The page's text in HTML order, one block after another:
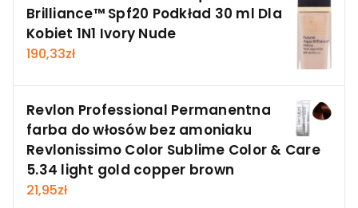
Brilliance™ Spf20 Podkład 30 ml Dla
Kobiet 1N1 Ivory Nude
190,33zł
Revlon Professional Permanentna
farba do włosów bez amoniaku
Revlonissimo Color Sublime Color & Care
5.34 light gold copper brown
21,95zł